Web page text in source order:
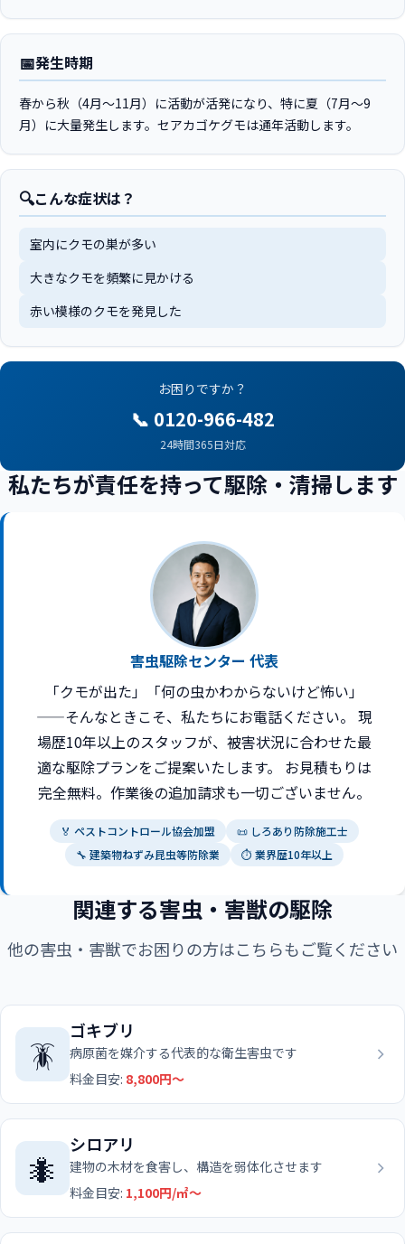
📅発生時期
春から秋（4月〜11月）に活動が活発になり、特に夏（7月〜9
月）に大量発生します。セアカゴケグモは通年活動します。
🔍こんな症状は？
室内にクモの巣が多い
大きなクモを頻繁に見かける
赤い模様のクモを発見した
お困りですか？
📞 0120-966-482
24時間365日対応
私たちが責任を持って駆除・清掃します
害虫駆除センター 代表
「クモが出た」「何の虫かわからないけど怖い」
——そんなときこそ、私たちにお電話ください。 現
場歴10年以上のスタッフが、被害状況に合わせた最
適な駆除プランをご提案いたします。 お見積もりは
完全無料。作業後の追加請求も一切ございません。
🏅 ペストコントロール協会加盟
📜 しろあり防除施工士
🔧 建築物ねずみ昆虫等防除業
⏱ 業界歴10年以上
関連する害虫・害獣の駆除
他の害虫・害獣でお困りの方はこちらもご覧ください
🪳
ゴキブリ
病原菌を媒介する代表的な衛生害虫です
料金目安: 8,800円〜
🐜
シロアリ
建物の木材を食害し、構造を弱体化させます
料金目安: 1,100円/㎡〜